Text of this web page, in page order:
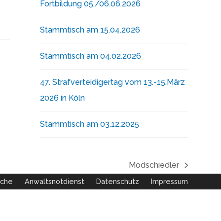
Fortbildung 05./06.06.2026
Stammtisch am 15.04.2026
Stammtisch am 04.02.2026
47. Strafverteidigertag vom 13.-15.März
2026 in Köln
Stammtisch am 03.12.2025
Nächster
Beitrag:
Modschiedler
Anwaltsnotdienst Datenschutz Impressum